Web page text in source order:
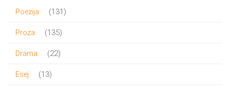
proizvoda
Poezija 131131
Proza 135135
Drama 2222
Esej 1313